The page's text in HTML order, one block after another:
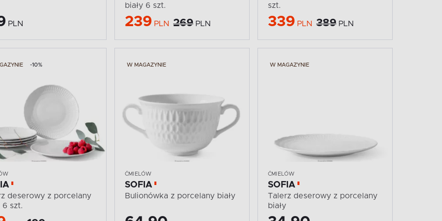
PLN
biały 6 szt.
239 PLN 269 PLN
szt.
339 PLN 389 PLN
-10%
deserowy z porcelany
6 szt.
W MAGAZYNIE
ĆMIELÓW
SOFIA
Bulionówka z porcelany biały
W MAGAZYNIE
ĆMIELÓW
SOFIA
Talerz deserowy z porcelany
biały